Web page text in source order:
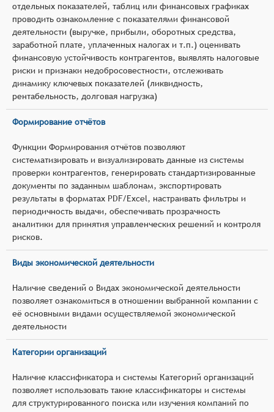
отдельных показателей, таблиц или финансовых графиках
проводить ознакомление с показателями финансовой
деятельности (выручке, прибыли, оборотных средства,
заработной плате, уплаченных налогах и т.п.) оценивать
финансовую устойчивость контрагентов, выявлять налоговые
риски и признаки недобросовестности, отслеживать
динамику ключевых показателей (ликвидность,
рентабельность, долговая нагрузка)
Формирование отчётов
Функции Формирования отчётов позволяют
систематизировать и визуализировать данные из системы
проверки контрагентов, генерировать стандартизированные
документы по заданным шаблонам, экспортировать
результаты в форматах PDF/Excel, настраивать фильтры и
периодичность выдачи, обеспечивать прозрачность
аналитики для принятия управленческих решений и контроля
рисков.
Виды экономической деятельности
Наличие сведений о Видах экономической деятельности
позволяет ознакомиться в отношении выбранной компании с
её основными видами осуществляемой экономической
деятельности
Категории организаций
Наличие классификатора и системы Категорий организаций
позволяет использовать такие классификаторы и системы
для структурированного поиска или изучения компаний по